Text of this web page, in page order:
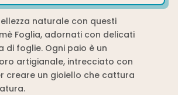
naturale con questi
Foglia, adornati con delicati
di foglie. Ogni paio è un
artigianale, intrecciato con
creare un gioiello che cattura